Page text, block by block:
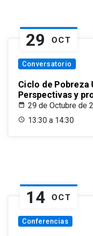
29 OCT
Conversatorio
Ciclo de Pobreza
Perspectivas y
29 de Octubre de
13:30 a 14:30
14 OCT
Conferencias